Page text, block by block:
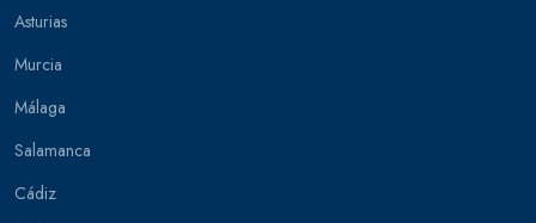
Asturias
Murcia
Málaga
Salamanca
Cádiz